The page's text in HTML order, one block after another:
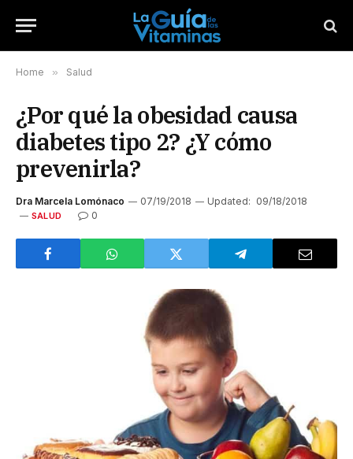
Home » Salud
¿Por qué la obesidad causa
diabetes tipo 2? ¿Y cómo
prevenirla?
Dra Marcela Lomónaco 07/19/2018 Updated: 09/18/2018
SALUD 0